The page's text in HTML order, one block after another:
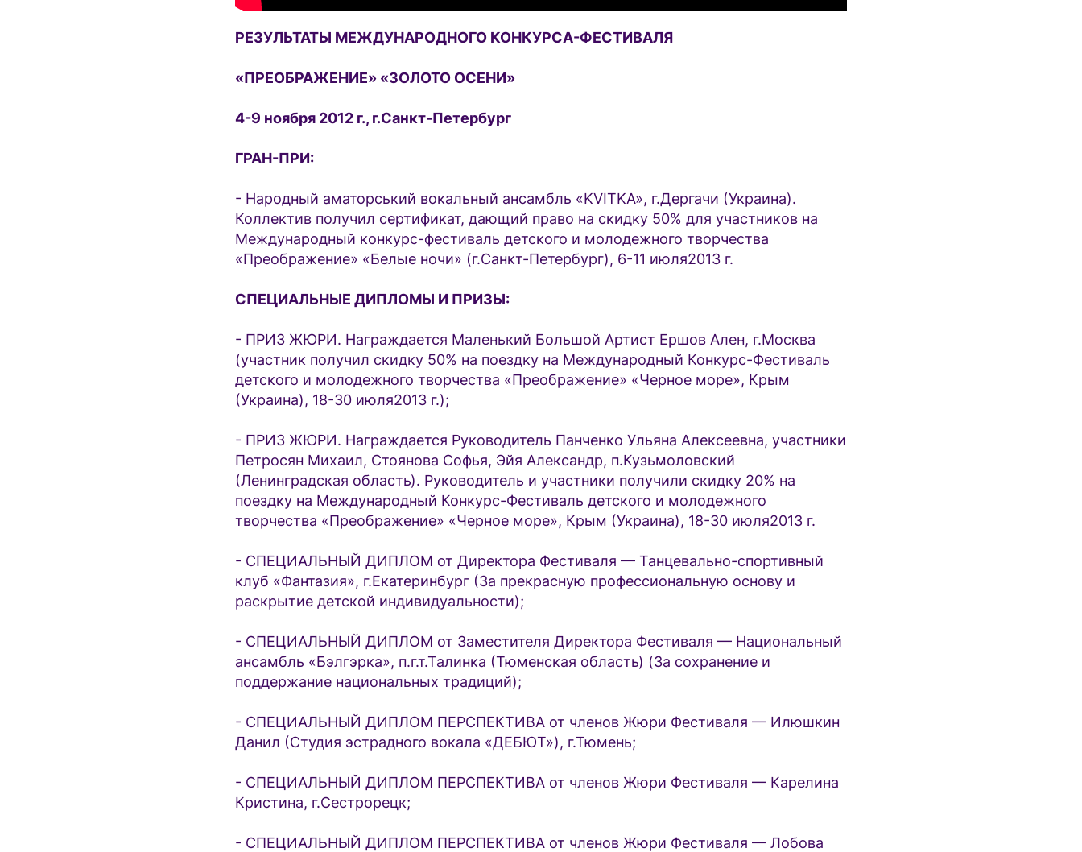
РЕЗУЛЬТАТЫ МЕЖДУНАРОДНОГО КОНКУРСА-ФЕСТИВАЛЯ
«ПРЕОБРАЖЕНИЕ» «ЗОЛОТО ОСЕНИ»
4-9 ноября 2012 г., г.Санкт-Петербург
ГРАН-ПРИ:
- Народный аматорський вокальный ансамбль «KVITKA», г.Дергачи (Украина).
Коллектив получил сертификат, дающий право на скидку 50% для участников на
Международный конкурс-фестиваль детского и молодежного творчества
«Преображение» «Белые ночи» (г.Санкт-Петербург), 6-11 июля2013 г.
СПЕЦИАЛЬНЫЕ ДИПЛОМЫ И ПРИЗЫ:
- ПРИЗ ЖЮРИ. Награждается Маленький Большой Артист Ершов Ален, г.Москва
(участник получил скидку 50% на поездку на Международный Конкурс-Фестиваль
детского и молодежного творчества «Преображение» «Черное море», Крым
(Украина), 18-30 июля2013 г.);
- ПРИЗ ЖЮРИ. Награждается Руководитель Панченко Ульяна Алексеевна, участники
Петросян Михаил, Стоянова Софья, Эйя Александр, п.Кузьмоловский
(Ленинградская область). Руководитель и участники получили скидку 20% на
поездку на Международный Конкурс-Фестиваль детского и молодежного
творчества «Преображение» «Черное море», Крым (Украина), 18-30 июля2013 г.
- СПЕЦИАЛЬНЫЙ ДИПЛОМ от Директора Фестиваля — Танцевально-спортивный
клуб «Фантазия», г.Екатеринбург (За прекрасную профессиональную основу и
раскрытие детской индивидуальности);
- СПЕЦИАЛЬНЫЙ ДИПЛОМ от Заместителя Директора Фестиваля — Национальный
ансамбль «Бэлгэрка», п.г.т.Талинка (Тюменская область) (За сохранение и
поддержание национальных традиций);
- СПЕЦИАЛЬНЫЙ ДИПЛОМ ПЕРСПЕКТИВА от членов Жюри Фестиваля — Илюшкин
Данил (Студия эстрадного вокала «ДЕБЮТ»), г.Тюмень;
- СПЕЦИАЛЬНЫЙ ДИПЛОМ ПЕРСПЕКТИВА от членов Жюри Фестиваля — Карелина
Кристина, г.Сестрорецк;
- СПЕЦИАЛЬНЫЙ ДИПЛОМ ПЕРСПЕКТИВА от членов Жюри Фестиваля — Лобова